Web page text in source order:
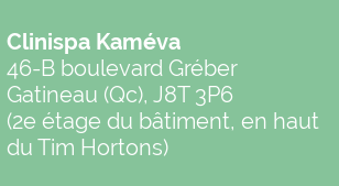
Clinispa Kaméva
46-B boulevard Gréber
Gatineau (Qc), J8T 3P6
(2e étage du bâtiment, en haut
du Tim Hortons)